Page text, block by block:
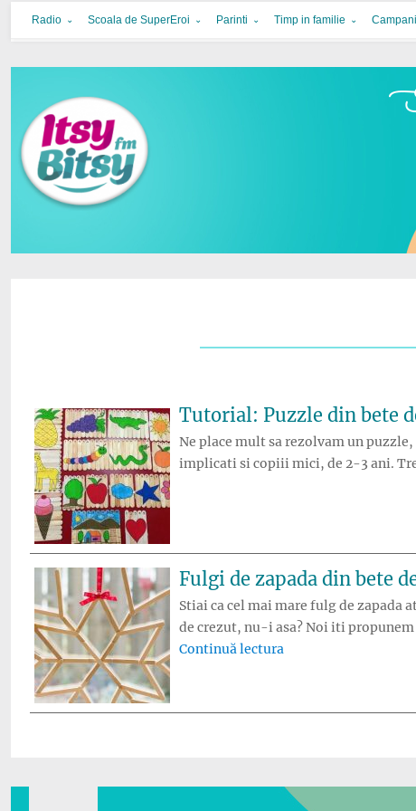
Itsy Bitsy
bucurie in familie
Radio Scoala de SuperEroi Parinti Timp in familie
Tutorial: Puzzle din bete
Ne place mult sa rezolvam un
implicati si copiii mici, de 2-3 ani.
Fulgi de zapada din bete
Stiai ca cel mai mare fulg de zapada
de crezut, nu-i asa? Noi iti
Continuă lectura